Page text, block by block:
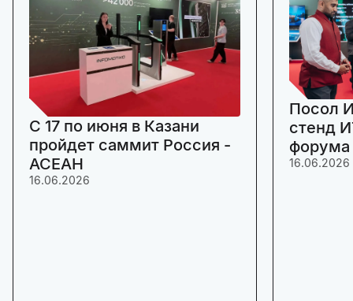
C 17 по июня в Казани
пройдет саммит Россия -
АСЕАН
16.06.2026
Посол
стенд
16.06.2026